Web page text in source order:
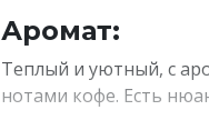
Аромат:
Теплый и уютный, с
нотами кофе. Есть